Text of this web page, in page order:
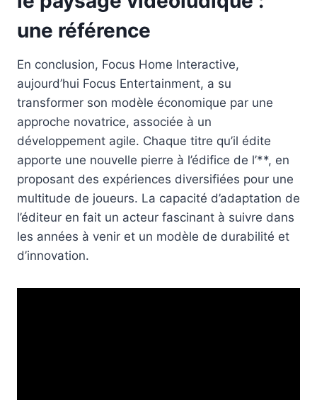
une référence
En conclusion, Focus Home Interactive,
aujourd’hui Focus Entertainment, a su
transformer son modèle économique par une
approche novatrice, associée à un
développement agile. Chaque titre qu’il édite
apporte une nouvelle pierre à l’édifice de l’**, en
proposant des expériences diversifiées pour une
multitude de joueurs. La capacité d’adaptation de
l’éditeur en fait un acteur fascinant à suivre dans
les années à venir et un modèle de durabilité et
d’innovation.